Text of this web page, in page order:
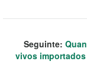
Seguinte:
vivos